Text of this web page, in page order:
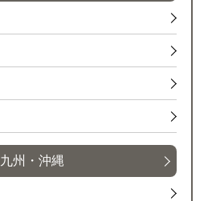
九州・沖縄